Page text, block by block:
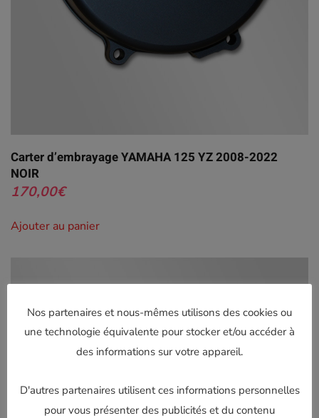
Carter d’embrayage YAMAHA 125 YZ 2008-2022
NOIR
170,00€
Ajouter au panier
Nos partenaires et nous-mêmes utilisons des cookies ou
une technologie équivalente pour stocker et/ou accéder à
des informations sur votre appareil.
D'autres partenaires utilisent ces informations personnelles
pour vous présenter des publicités et du contenu